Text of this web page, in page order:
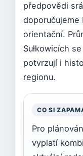
předpovědi
doporučujeme
orientační.
Sułkowicích
potvrzují i
regionu.
CO SI
Pro
vyplatí